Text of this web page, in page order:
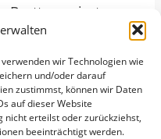
wir Technologien wie
und/oder darauf
zustimmst, können wir Daten
auf dieser Website
nicht erteilst oder zurückziehst,
beeinträchtigt werden.
Bretten agiert
um Unternehmen
Seite zu stehen
zu stärken.
auf ein gut